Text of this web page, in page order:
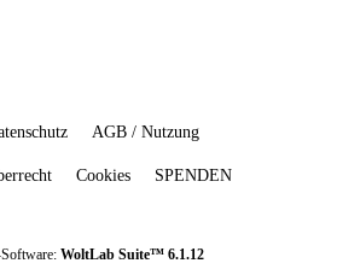
AGB / Nutzung
Cookies SPENDEN
WoltLab Suite™ 6.1.12